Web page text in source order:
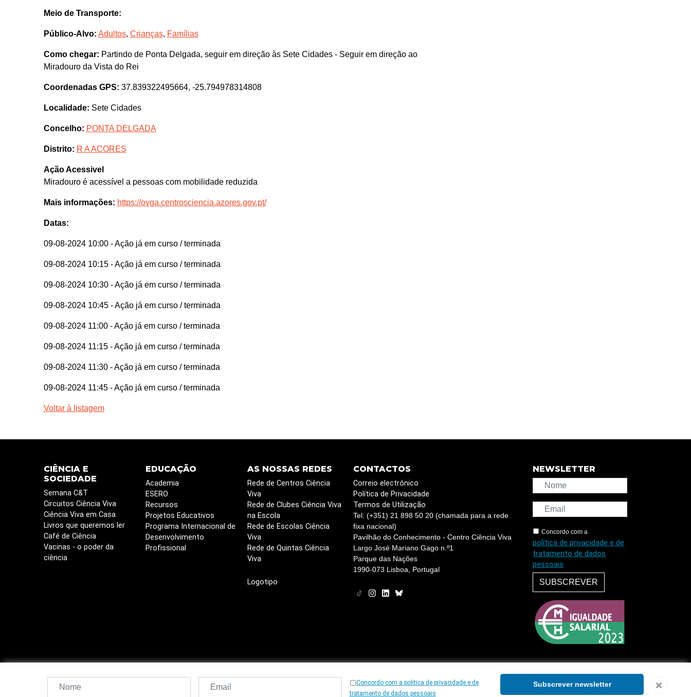
Meio de Transporte:
Público-Alvo: Adultos, Crianças, Famílias
Como chegar: Partindo de Ponta Delgada, seguir em direção às Sete Cidades - Seguir em direção ao
Miradouro da Vista do Rei
Coordenadas GPS: 37.839322495664, -25.794978314808
Localidade: Sete Cidades
Concelho: PONTA DELGADA
Distrito: R A ACORES
Ação Acessivel
Miradouro é acessível a pessoas com mobilidade reduzida
Mais informações: https://ovga.centrosciencia.azores.gov.pt/
Datas:
09-08-2024 10:00 - Ação já em curso / terminada
09-08-2024 10:15 - Ação já em curso / terminada
09-08-2024 10:30 - Ação já em curso / terminada
09-08-2024 10:45 - Ação já em curso / terminada
09-08-2024 11:00 - Ação já em curso / terminada
09-08-2024 11:15 - Ação já em curso / terminada
09-08-2024 11:30 - Ação já em curso / terminada
09-08-2024 11:45 - Ação já em curso / terminada
Voltar à listagem
CIÊNCIA E
SOCIEDADE
Semana C&T
Circuitos Ciência Viva
Ciência Viva em Casa
Livros que queremos ler
Café de Ciência
Vacinas - o poder da
ciência
EDUCAÇÃO
Academia
ESERO
Recursos
Projetos Educativos
Programa Internacional de
Desenvolvimento
Profissional
AS NOSSAS REDES
Rede de Centros Ciência
Viva
Rede de Clubes Ciência Viva
na Escola
Rede de Escolas Ciência
Viva
Rede de Quintas Ciência
Viva
Logotipo
CONTACTOS
Correio electrónico
Política de Privacidade
Termos de Utilização
Tel: (+351) 21 898 50 20 (chamada para a rede
fixa nacional)
Pavilhão do Conhecimento - Centro Ciência Viva
Largo José Mariano Gago n.º1
Parque das Nações
1990-073 Lisboa, Portugal
NEWSLETTER
Concordo com a
política de privacidade e de
tratamento de dados
pessoais
SUBSCREVER
-2026, Ciência Viva
Concordo com a politica de privacidade e de
tratamento de dados pessoais
Subscrever newsletter